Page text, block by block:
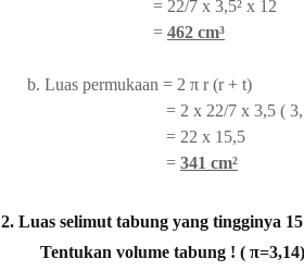
= 22/7 x 3,5² x 12
= 462 cm³
b. Luas permukaan = 2 π r (r + t)
= 2 x 22/7 x 3,5 ( 3,5 +
= 22 x 15,5
= 341 cm²
2. Luas selimut tabung yang tingginya
Tentukan volume tabung ! ( π=3,14)